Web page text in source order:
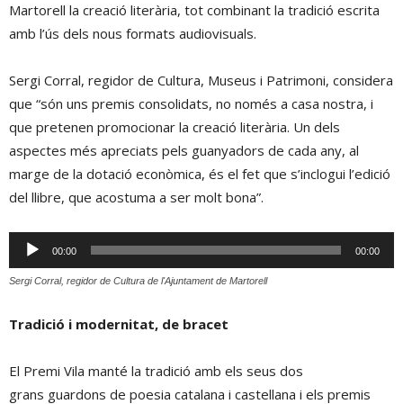
Martorell la creació literària, tot combinant la tradició escrita
amb l’ús dels nous formats audiovisuals.
Sergi Corral, regidor de Cultura, Museus i Patrimoni, considera
que “són uns premis consolidats, no només a casa nostra, i
que pretenen promocionar la creació literària. Un dels
aspectes més apreciats pels guanyadors de cada any, al
marge de la dotació econòmica, és el fet que s’inclogui l’edició
del llibre, que acostuma a ser molt bona”.
Reproductor
d'àudio
00:00 00:00
Sergi Corral, regidor de Cultura de l'Ajuntament de Martorell
Tradició i modernitat, de bracet
El Premi Vila manté la tradició amb els seus dos
grans guardons de poesia catalana i castellana i els premis